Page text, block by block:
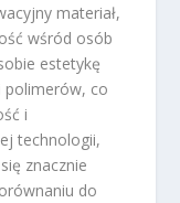
materiał,
wśród osób
estetykę
polimerów, co
i
technologii,
znacznie
do